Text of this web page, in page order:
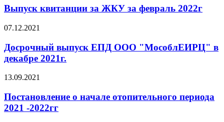
Выпуск квитанции за ЖКУ за февраль 2022г
07.12.2021
Досрочный выпуск ЕПД ООО "МособлЕИРЦ" в
декабре 2021г.
13.09.2021
Постановление о начале отопительного периода
2021 -2022гг